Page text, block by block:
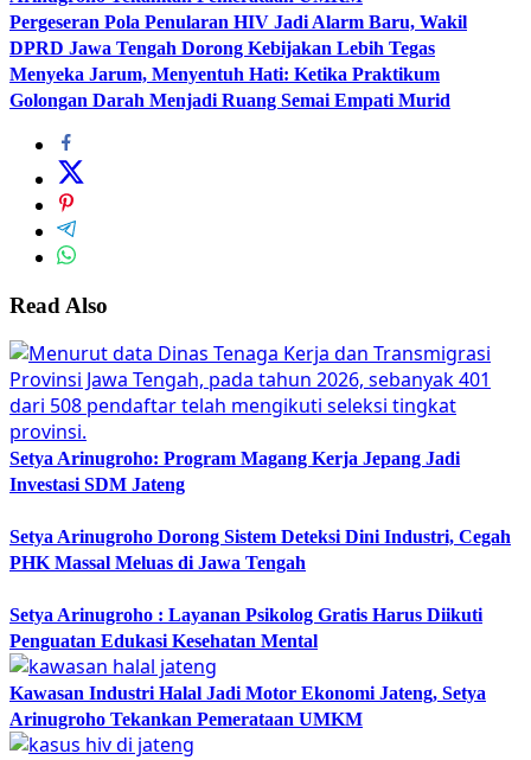
Pergeseran Pola Penularan HIV Jadi Alarm Baru, Wakil
DPRD Jawa Tengah Dorong Kebijakan Lebih Tegas
Menyeka Jarum, Menyentuh Hati: Ketika Praktikum
Golongan Darah Menjadi Ruang Semai Empati Murid
Read Also
Setya Arinugroho: Program Magang Kerja Jepang Jadi
Investasi SDM Jateng
Setya Arinugroho Dorong Sistem Deteksi Dini Industri, Cegah
PHK Massal Meluas di Jawa Tengah
Setya Arinugroho : Layanan Psikolog Gratis Harus Diikuti
Penguatan Edukasi Kesehatan Mental
Kawasan Industri Halal Jadi Motor Ekonomi Jateng, Setya
Arinugroho Tekankan Pemerataan UMKM